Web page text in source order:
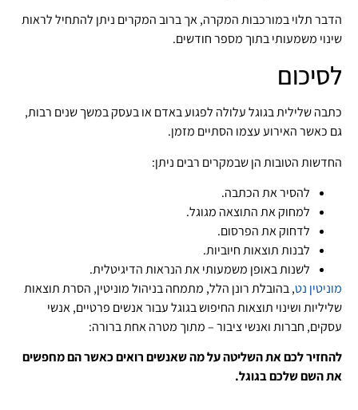
הדבר תלוי במורכבות המקרה, אך ברוב המקרים ניתן להתחיל לראות
שינוי משמעותי בתוך מספר חודשים.
לסיכום
כתבה שלילית בגוגל עלולה לפגוע באדם או בעסק במשך שנים רבות,
גם כאשר האירוע עצמו הסתיים מזמן.
החדשות הטובות הן שבמקרים רבים ניתן:
להסיר את הכתבה.
למחוק את התוצאה מגוגל.
לדחוק את הפרסום.
לבנות תוצאות חיוביות.
לשנות באופן משמעותי את הנראות הדיגיטלית.
מוניטין נט, בהובלת רונן הלל, מתמחה בניהול מוניטין, הסרת תוצאות
שליליות ושינוי תוצאות החיפוש בגוגל עבור אנשים פרטיים, אנשי
עסקים, חברות ואנשי ציבור – מתוך מטרה אחת ברורה:
להחזיר לכם את השליטה על מה שאנשים רואים כאשר הם מחפשים
את השם שלכם בגוגל.